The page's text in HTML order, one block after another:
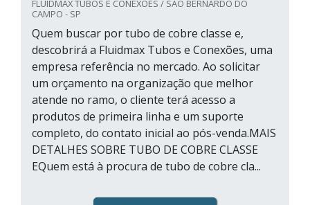
FLUIDMAX TUBOS E CONEXÕES / SÃO BERNARDO DO
CAMPO - SP
Quem buscar por tubo de cobre classe e,
descobrirá a Fluidmax Tubos e Conexões, uma
empresa referência no mercado. Ao solicitar
um orçamento na organização que melhor
atende no ramo, o cliente terá acesso a
produtos de primeira linha e um suporte
completo, do contato inicial ao pós-venda.MAIS
DETALHES SOBRE TUBO DE COBRE CLASSE
EQuem está à procura de tubo de cobre cla...